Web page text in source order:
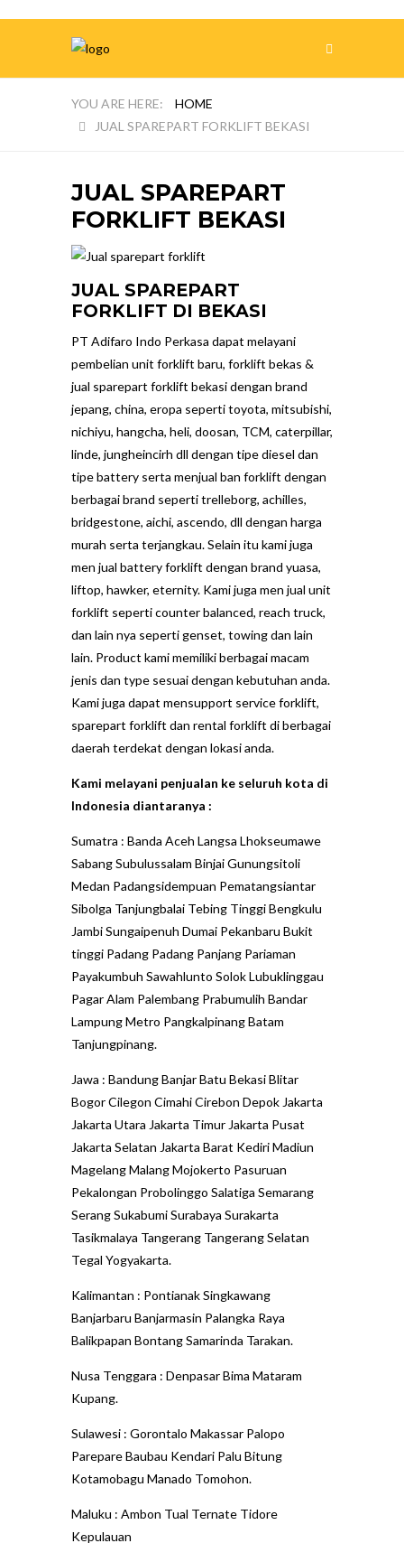
HOME
JUAL SPAREPART FORKLIFT BEKASI
JUAL SPAREPART
FORKLIFT BEKASI
JUAL SPAREPART
FORKLIFT DI BEKASI
PT Adifaro Indo Perkasa dapat melayani
pembelian unit forklift baru, forklift bekas &
jual sparepart forklift bekasi dengan brand
jepang, china, eropa seperti toyota, mitsubishi,
nichiyu, hangcha, heli, doosan, TCM, caterpillar,
linde, jungheincirh dll dengan tipe diesel dan
tipe battery serta menjual ban forklift dengan
berbagai brand seperti trelleborg, achilles,
bridgestone, aichi, ascendo, dll dengan harga
murah serta terjangkau. Selain itu kami juga
men jual battery forklift dengan brand yuasa,
liftop, hawker, eternity. Kami juga men jual unit
forklift seperti counter balanced, reach truck,
dan lain nya seperti genset, towing dan lain
lain. Product kami memiliki berbagai macam
jenis dan type sesuai dengan kebutuhan anda.
Kami juga dapat mensupport service forklift,
sparepart forklift dan rental forklift di berbagai
daerah terdekat dengan lokasi anda.
Kami melayani penjualan ke seluruh kota di
Indonesia diantaranya :
Sumatra : Banda Aceh Langsa Lhokseumawe
Sabang Subulussalam Binjai Gunungsitoli
Medan Padangsidempuan Pematangsiantar
Sibolga Tanjungbalai Tebing Tinggi Bengkulu
Jambi Sungaipenuh Dumai Pekanbaru Bukit
tinggi Padang Padang Panjang Pariaman
Payakumbuh Sawahlunto Solok Lubuklinggau
Pagar Alam Palembang Prabumulih Bandar
Lampung Metro Pangkalpinang Batam
Tanjungpinang.
Jawa : Bandung Banjar Batu Bekasi Blitar
Bogor Cilegon Cimahi Cirebon Depok Jakarta
Jakarta Utara Jakarta Timur Jakarta Pusat
Jakarta Selatan Jakarta Barat Kediri Madiun
Magelang Malang Mojokerto Pasuruan
Pekalongan Probolinggo Salatiga Semarang
Serang Sukabumi Surabaya Surakarta
Tasikmalaya Tangerang Tangerang Selatan
Tegal Yogyakarta.
Kalimantan : Pontianak Singkawang
Banjarbaru Banjarmasin Palangka Raya
Balikpapan Bontang Samarinda Tarakan.
Nusa Tenggara : Denpasar Bima Mataram
Kupang.
Sulawesi : Gorontalo Makassar Palopo
Parepare Baubau Kendari Palu Bitung
Kotamobagu Manado Tomohon.
Maluku : Ambon Tual Ternate Tidore
Kepulauan